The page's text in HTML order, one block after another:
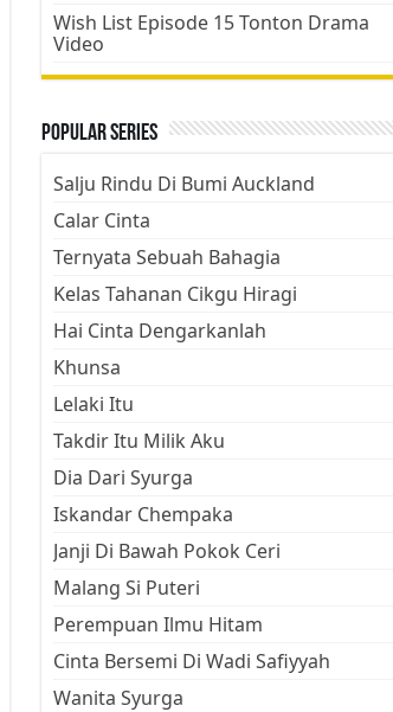
Wish List Episode 15 Tonton Drama
Video
Popular Series
Salju Rindu Di Bumi Auckland
Calar Cinta
Ternyata Sebuah Bahagia
Kelas Tahanan Cikgu Hiragi
Hai Cinta Dengarkanlah
Khunsa
Lelaki Itu
Takdir Itu Milik Aku
Dia Dari Syurga
Iskandar Chempaka
Janji Di Bawah Pokok Ceri
Malang Si Puteri
Perempuan Ilmu Hitam
Cinta Bersemi Di Wadi Safiyyah
Wanita Syurga